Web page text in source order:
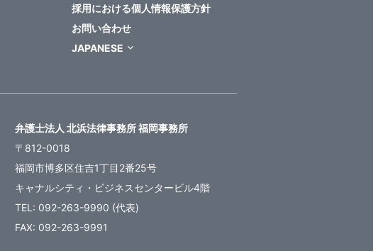
採用における個人情報保護方針
お問い合わせ
JAPANESE
弁護士法人 北浜法律事務所 福岡事務所
〒812-0018
福岡市博多区住吉1丁目2番25号
キャナルシティ・ビジネスセンタービル4階
TEL: 092-263-9990 (代表)
FAX: 092-263-9991